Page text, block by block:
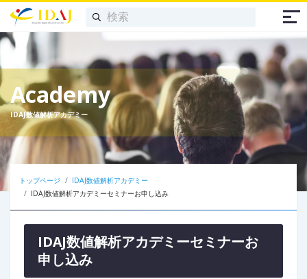
Academy
IDAJ数値解析アカデミー
トップページ
IDAJ数値解析アカデミー
IDAJ数値解析アカデミーセミナーお申し込み
IDAJ数値解析アカデミーセミナーお
申し込み